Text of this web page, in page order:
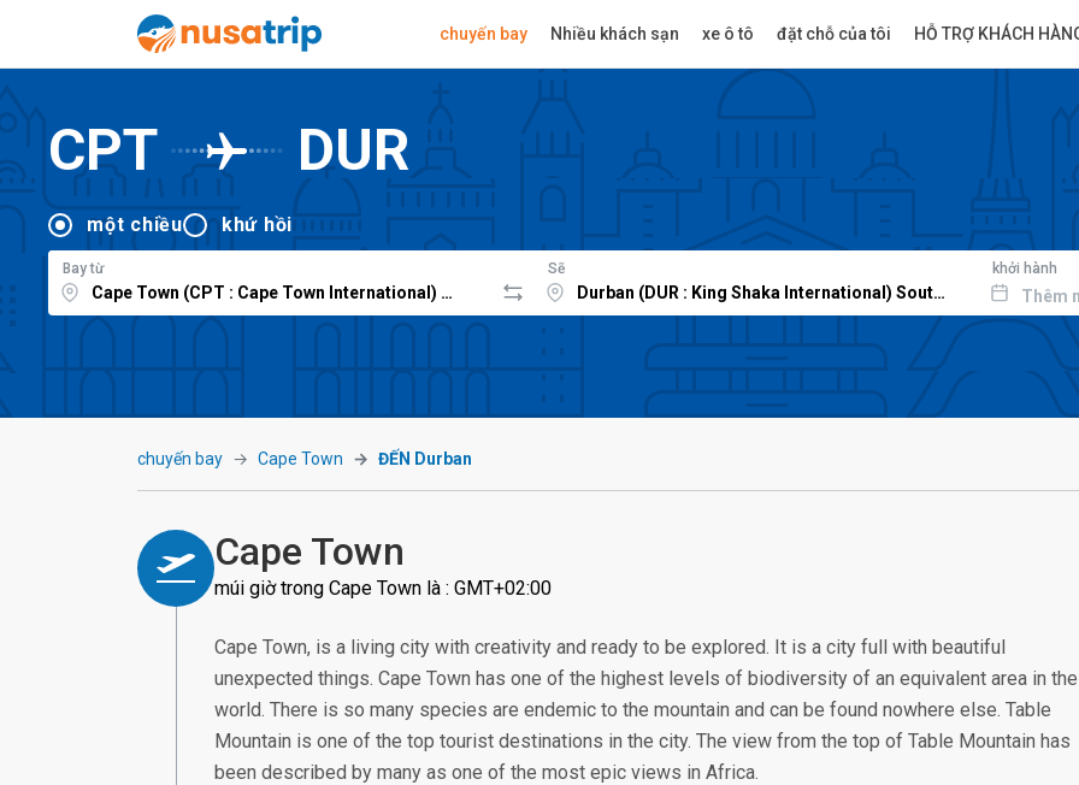
chuyến bay Nhiều khách sạn xe ô tô đặt chỗ của tôi HỖ TRỢ KHÁCH
CPT DUR
một chiều khứ hồi
Bay từ Sẽ khởi hành
Thêm
chuyến bay Cape Town ĐẾN Durban
Cape Town
múi giờ trong Cape Town là : GMT+02:00
Cape Town, is a living city with creativity and ready to be explored. It is a city full with beautiful
unexpected things. Cape Town has one of the highest levels of biodiversity of an equivalent area in the
world. There is so many species are endemic to the mountain and can be found nowhere else. Table
Mountain is one of the top tourist destinations in the city. The view from the top of Table Mountain has
been described by many as one of the most epic views in Africa.